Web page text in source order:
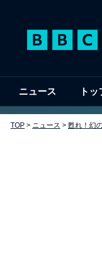
ニュース ト
TOP > ニュース > 甦れ！幻